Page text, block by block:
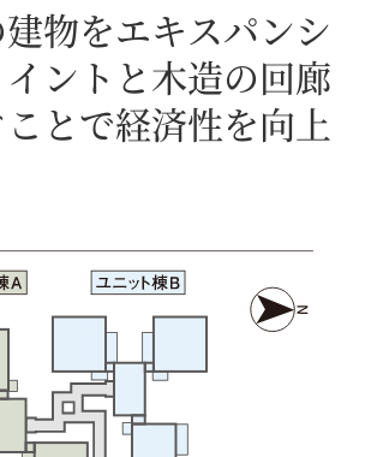
物をエキスパンシ
ントと木造の回廊
とで経済性を向上